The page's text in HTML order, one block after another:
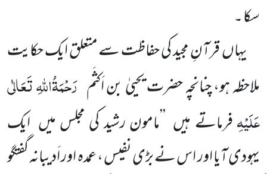
سکا ۔
یہاں قرآنِ مجید کی حفاظت سے متعلق ایک حکایت
ملاحظہ ہو، چنانچہ حضرت یحییٰ بن اَکثَم رَحْمَۃُاللّٰہِ تَعَالٰی
عَلَیْہِفرماتے ہیں ’’مامون رشید کی مجلس میں ایک
یہودی آیا اور اس نے بڑی نفیس ، عمدہ اور اَدیبانہ گفتگو